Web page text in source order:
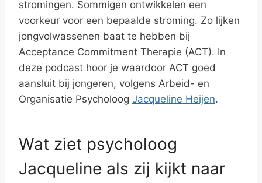
e
stromingen. Sommigen ontwikkelen een
voorkeur voor een bepaalde stroming. Zo lijken
jongvolwassenen baat te hebben bij
Acceptance Commitment Therapie (ACT). In
deze podcast hoor je waardoor ACT goed
aansluit bij jongeren, volgens Arbeid- en
Organisatie Psycholoog Jacqueline Heijen.
Wat ziet psycholoog
Jacqueline als zij kijkt naar